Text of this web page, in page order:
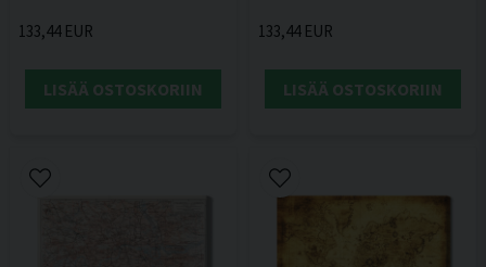
133,44 EUR
LISÄÄ OSTOSKORIIN
133,44 EUR
LISÄÄ OSTOSKORIIN